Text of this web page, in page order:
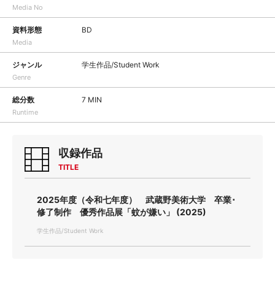
Media No
資料形態
Media
BD
ジャンル
Genre
学生作品/Student Work
総分数
Runtime
7 MIN
収録作品
TITLE
2025年度（令和七年度） 武蔵野美術大学 卒業･
修了制作 優秀作品展「蚊が嫌い」 (2025)
学生作品/Student Work